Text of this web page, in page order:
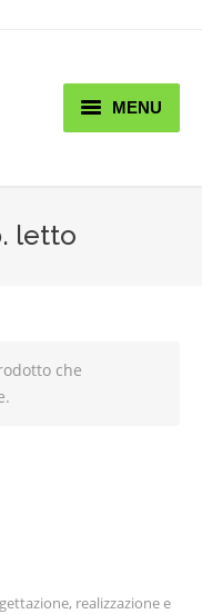
MENU
letto
che
realizzazione e